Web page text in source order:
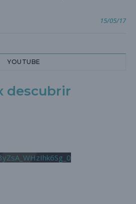
15/05/17
YOUTUBE
descubrir